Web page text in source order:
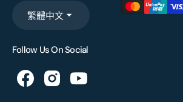
繁體中文
Follow Us On Social